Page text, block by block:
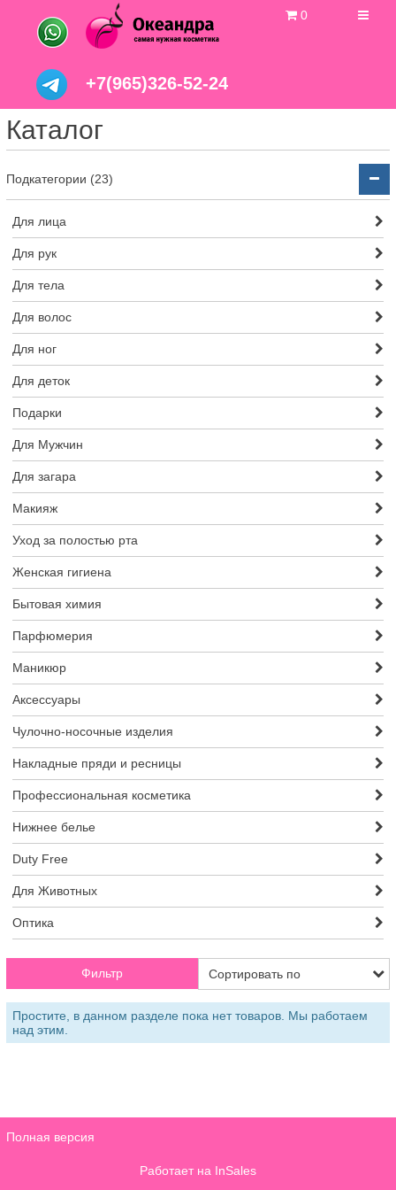
+7(965)326-52-24
0
Каталог
Подкатегории (23)
Для лица
Для рук
Для тела
Для волос
Для ног
Для деток
Подарки
Для Мужчин
Для загара
Макияж
Уход за полостью рта
Женская гигиена
Бытовая химия
Парфюмерия
Маникюр
Аксессуары
Чулочно-носочные изделия
Накладные пряди и ресницы
Профессиональная косметика
Нижнее белье
Duty Free
Для Животных
Оптика
Фильтр
Простите, в данном разделе пока нет товаров. Мы работаем
над этим.
Полная версия
Работает на InSales